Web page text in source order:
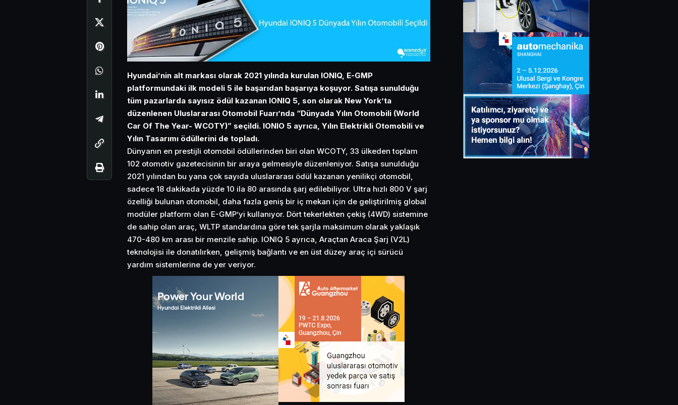
Hyundai’nin alt markası olarak 2021 yılında kurulan IONIQ, E-GMP
platformundaki ilk modeli 5 ile başarıdan başarıya koşuyor. Satışa sunulduğu
tüm pazarlarda sayısız ödül kazanan IONIQ 5, son olarak New York’ta
düzenlenen Uluslararası Otomobil Fuarı’nda “Dünyada Yılın Otomobili (World
Car Of The Year- WCOTY)” seçildi. IONIO 5 ayrıca, Yılın Elektrikli Otomobili ve
Yılın Tasarımı ödüllerini de topladı.
Dünyanın en prestijli otomobil ödüllerinden biri olan WCOTY, 33 ülkeden toplam
102 otomotiv gazetecisinin bir araya gelmesiyle düzenleniyor. Satışa sunulduğu
2021 yılından bu yana çok sayıda uluslararası ödül kazanan yenilikçi otomobil,
sadece 18 dakikada yüzde 10 ila 80 arasında şarj edilebiliyor. Ultra hızlı 800 V şarj
özelliği bulunan otomobil, daha fazla geniş bir iç mekan için de geliştirilmiş global
modüler platform olan E-GMP’yi kullanıyor. Dört tekerlekten çekiş (4WD) sistemine
de sahip olan araç, WLTP standardına göre tek şarjla maksimum olarak yaklaşık
470-480 km arası bir menzile sahip. IONIQ 5 ayrıca, Araçtan Araca Şarj (V2L)
teknolojisi ile donatılırken, gelişmiş bağlantı ve en üst düzey araç içi sürücü
yardım sistemlerine de yer veriyor.